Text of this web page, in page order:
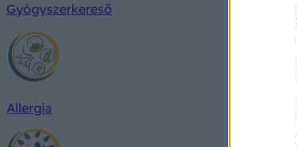
Gyógyszerkereső
Allergia